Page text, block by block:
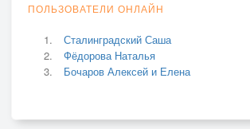
ПОЛЬЗОВАТЕЛИ ОНЛАЙН
Сталинградский Саша
Фёдорова Наталья
Бочаров Алексей и Елена